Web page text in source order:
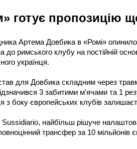
готує пропозицію
Артема Довбика в «Ромі»
римського клубу на постійній
українця.
для Довбика складним через
3 забитими м'ячами та 1
з боку європейських клубів
найбільш рішуче
трансфер за 10 мільйонів